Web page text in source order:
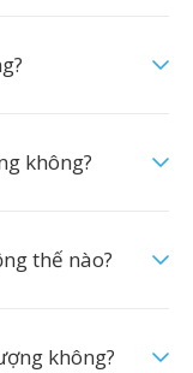
không?
thế nào?
không?